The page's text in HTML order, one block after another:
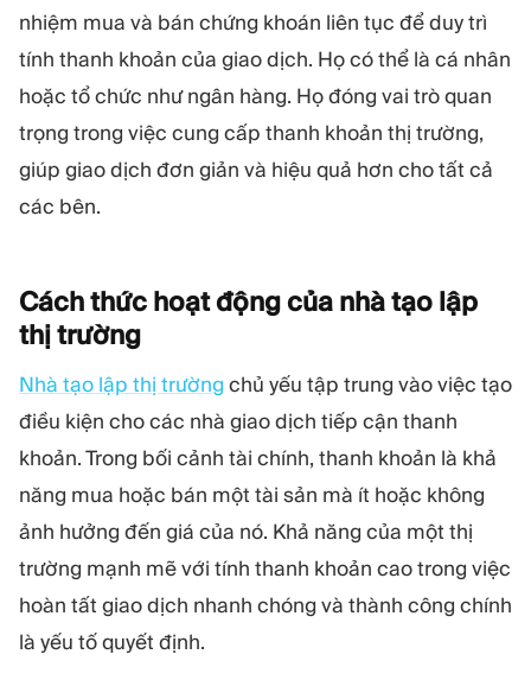
nhiệm mua và bán chứng khoán liên tục để duy trì
tính thanh khoản của giao dịch. Họ có thể là cá nhân
hoặc tổ chức như ngân hàng. Họ đóng vai trò quan
trọng trong việc cung cấp thanh khoản thị trường,
giúp giao dịch đơn giản và hiệu quả hơn cho tất cả
các bên.
Cách thức hoạt động của nhà tạo lập
thịtrường
Nhà tạo lập thị trường chủ yếu tập trung vào việc tạo
điều kiện cho các nhà giao dịch tiếp cận thanh
khoản. Trong bối cảnh tài chính, thanh khoản là khả
năng mua hoặc bán một tài sản mà ít hoặc không
ảnh hưởng đến giá của nó. Khả năng của một thị
trường mạnh mẽ với tính thanh khoản cao trong việc
hoàn tất giao dịch nhanh chóng và thành công chính
là yếu tố quyết định.
Hướng dẫn tiếp thị
Blog
Thuật ngữ
Công cụ tính lợi nhuận
Kế hoạch kinh doanh
Giới thiệu về Quadcode
Đội ngũ
Sự kiện
Con số
Tin tức công ty
Nghề nghiệp